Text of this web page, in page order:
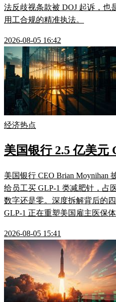
法反歧视条款被 DOJ 起诉，也
用工合规的精准执法。
2026-08-05 16:42
经济热点
美国银行 2.5 亿美元
美国银行 CEO Brian Moynihan
给员工买 GLP-1 类减肥针，占
数字还是零。深度拆解背后的
GLP-1 正在重塑美国雇主医保
2026-08-05 15:41